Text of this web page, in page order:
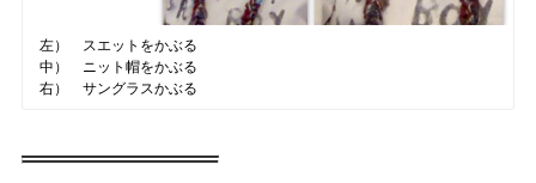
左） スエットをかぶる
中） ニット帽をかぶる
右） サングラスかぶる